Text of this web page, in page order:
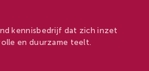
kennisbedrijf dat zich inzet
en duurzame teelt.